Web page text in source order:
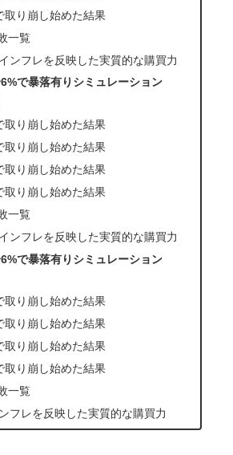
取り崩し始めた結果
一覧
ンフレを反映した実質的な購買力
で暴落有りシミュレーション
取り崩し始めた結果
取り崩し始めた結果
取り崩し始めた結果
取り崩し始めた結果
一覧
ンフレを反映した実質的な購買力
で暴落有りシミュレーション
取り崩し始めた結果
取り崩し始めた結果
取り崩し始めた結果
取り崩し始めた結果
一覧
フレを反映した実質的な購買力